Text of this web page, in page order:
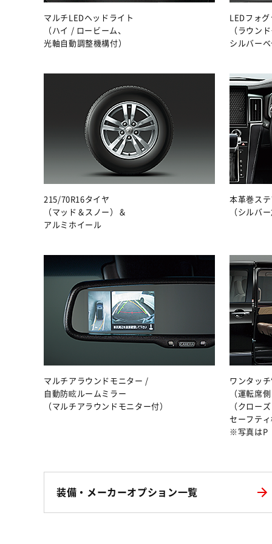
マルチLEDヘッドライト
（ハイ / ロービーム、
光軸自動調整機構付）
LEDフォ
（ラウン
シルバー
215/70R16タイヤ
（マッド＆スノー）＆
アルミホイール
本革巻ス
（シルバ
マルチアラウンドモニター /
自動防眩ルームミラー
（マルチアラウンドモニター付）
ワンタッ
（運転席
（クロー
セーフテ
※写真はP
装備・メーカーオプション一覧